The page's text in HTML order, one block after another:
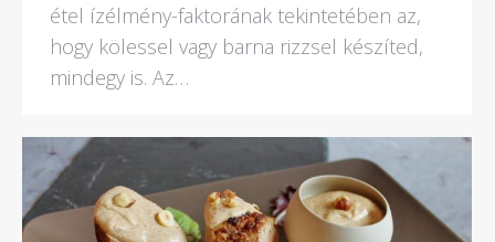
étel ízélmény-faktorának tekintetében az,
hogy kölessel vagy barna rizzsel készíted,
mindegy is. Az…